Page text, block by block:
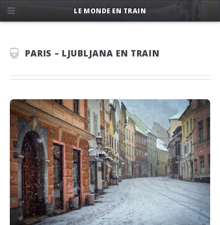
PARIS – LJUBLJANA EN TRAIN
LE MONDE EN TRAIN